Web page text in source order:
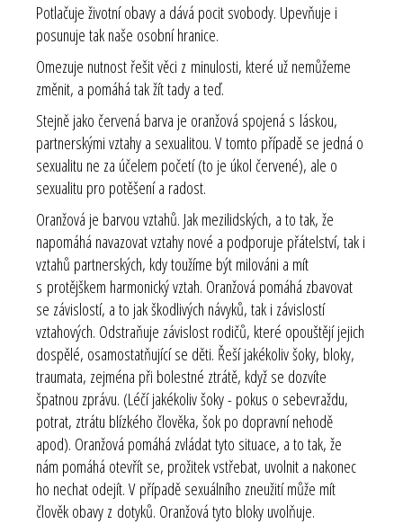
Potlačuje životní obavy a dává pocit svobody. Upevňuje i
posunuje tak naše osobní hranice.
Omezuje nutnost řešit věci z minulosti, které už nemůžeme
změnit, a pomáhá tak žít tady a teď.
Stejně jako červená barva je oranžová spojená s láskou,
partnerskými vztahy a sexualitou. V tomto případě se jedná o
sexualitu ne za účelem početí (to je úkol červené), ale o
sexualitu pro potěšení a radost.
Oranžová je barvou vztahů. Jak mezilidských, a to tak, že
napomáhá navazovat vztahy nové a podporuje přátelství, tak i
vztahů partnerských, kdy toužíme být milováni a mít
s protějškem harmonický vztah. Oranžová pomáhá zbavovat
se závislostí, a to jak škodlivých návyků, tak i závislostí
vztahových. Odstraňuje závislost rodičů, které opouštějí jejich
dospělé, osamostatňující se děti. Řeší jakékoliv šoky, bloky,
traumata, zejména při bolestné ztrátě, když se dozvíte
špatnou zprávu. (Léčí jakékoliv šoky - pokus o sebevraždu,
potrat, ztrátu blízkého člověka, šok po dopravní nehodě
apod). Oranžová pomáhá zvládat tyto situace, a to tak, že
nám pomáhá otevřít se, prožitek vstřebat, uvolnit a nakonec
ho nechat odejít. V případě sexuálního zneužití může mít
člověk obavy z dotyků. Oranžová tyto bloky uvolňuje.